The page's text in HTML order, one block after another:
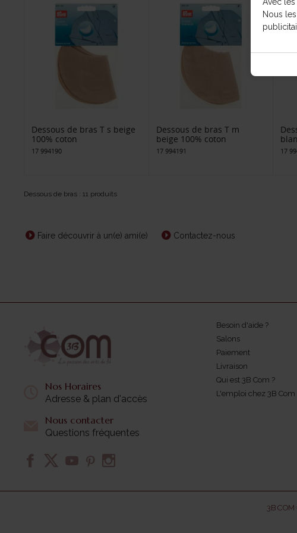
Dessous de bras T s beige
100% coton
17 994190
Dessous de bras T m
beige 100% coton
17 994191 17
Dessous de bras : 11 produits
Faire découvrir à un(e) ami(e) Contactez-nous
Nos Horaires
Adresse & plan d'accès
Nous contacter
Questions fréquentes
Besoin d'aide ?
Salons
Paiement
Livraison
Qui est 3B Com ?
L'emploi chez 3B Com
3B
Nous